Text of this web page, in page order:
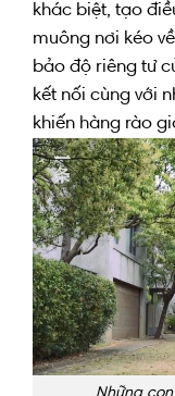
khác biệt, tạo
muông nơi kéo
bảo độ riêng tư
kết nối cùng với
khiến hàng rào